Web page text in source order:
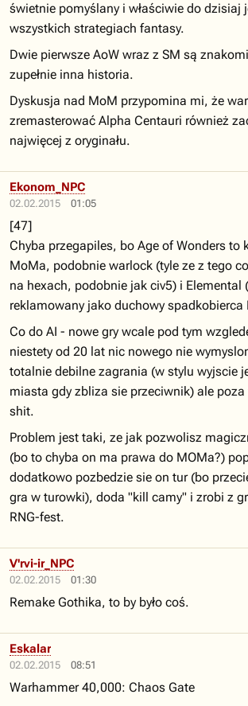
świetnie pomyślany i właściwie do dzisiaj
wszystkich strategiach fantasy.
Dwie pierwsze AoW wraz z SM są
zupełnie inna historia.
Dyskusja nad MoM przypomina mi, że
zremasterować Alpha Centauri również
najwięcej z oryginału.
02.02.2015 01:05
Ekonom_NPC
[47]
Chyba przegapiles, bo Age of Wonders to
MoMa, podobnie warlock (tyle ze z tego
na hexach, podobnie jak civ5) i Elemental
reklamowany jako duchowy spadkobierca
Co do AI - nowe gry wcale pod tym
niestety od 20 lat nic nowego nie
totalnie debilne zagrania (w stylu wyjscie
miasta gdy zbliza sie przeciwnik) ale
shit.
Problem jest taki, ze jak pozwolisz
(bo to chyba on ma prawa do MOMa?)
dodatkowo pozbedzie sie on tur (bo
gra w turowki), doda "kill camy" i zrobi z
RNG-fest.
02.02.2015 01:30
V'rvi-ir_NPC
Remake Gothika, to by było coś.
02.02.2015 08:51
Eskalar
Warhammer 40,000: Chaos Gate